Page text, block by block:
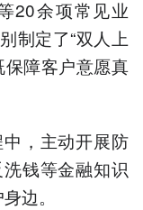
20余项常见业
制定了“双人上
保障客户意愿真
，主动开展防
钱等金融知识
边。